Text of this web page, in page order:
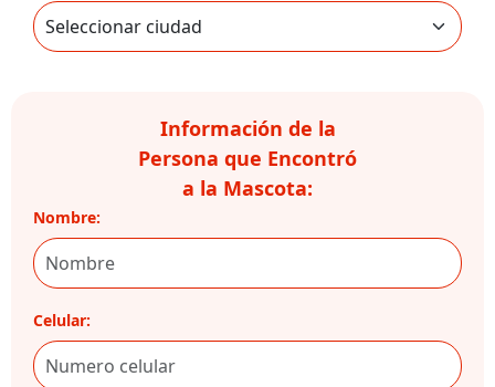
Información de la
Persona que Encontró
a la Mascota:
Nombre:
Celular: